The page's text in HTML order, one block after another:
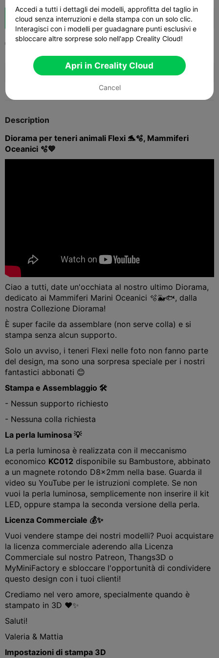
Potenziazi
one
280 336  12
 2025-07-06 27713
🚀 SPARKX i7 Series — Now Only $229
(26% OFF) >> Shop Now
Description
Diorama per teneri animali Flexi 🐬🫧, Mammiferi
Oceanici 🫧💙
Ciao a tutti, date un'occhiata al nostro ultimo Diorama,
dedicato ai Mammiferi Marini Oceanici 🫧🐳🐟, dalla
nostra Collezione Diorama!
È super facile da assemblare (non serve colla) e si
stampa senza alcun supporto.
Solo un avviso, i teneri Flexi nelle foto non fanno parte
del design, ma sono una sorpresa speciale per i nostri
fantastici abbonati 😊
Stampa e Assemblaggio 🛠️
- Nessun supporto richiesto
- Nessuna colla richiesta
La perla luminosa 💡
La perla luminosa è realizzata con il meccanismo
economico KC012 disponibile su Bambustore, abbinato
a un magnete rotondo D8x2mm nella base. Guarda il
video su YouTube per le istruzioni complete. Se non
vuoi la perla luminosa, semplicemente non inserire il kit
LED, oppure stampa la seconda versione della perla.
Licenza Commerciale 💰✨
Vuoi vendere stampe dei nostri modelli? Puoi acquistare
la licenza commerciale aderendo alla Licenza
Commerciale sul nostro Patreon, Thangs3D o
MyMiniFactory e sbloccare l'opportunità di condividere
questo design con i tuoi clienti!
Crediamo nel vero amore, specialmente quando è
stampato in 3D ❤️✨
Saluti!
Valeria & Mattia
Impostazioni di stampa 3D
Accedi a tutti i dettagli dei modelli, approfitta del taglio in
cloud senza interruzioni e della stampa con un solo clic.
Interagisci con i modelli per guadagnare punti esclusivi e
sbloccare altre sorprese solo nell'app Creality Cloud!
Apri in Creality Cloud
Cancel